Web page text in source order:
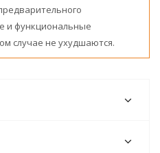
и функциональные
случае не ухудшаются.